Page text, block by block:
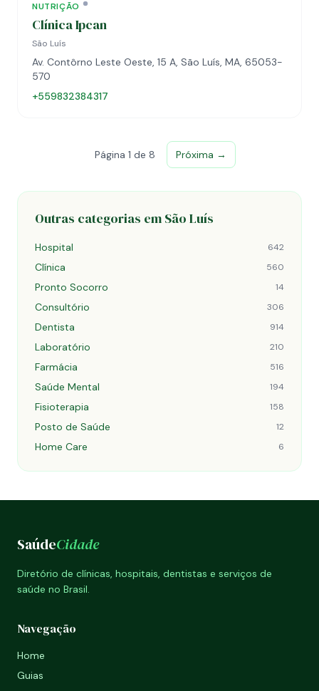
NUTRIÇÃO
Clínica Ipcan
São Luís
Av. Contôrno Leste Oeste, 15 A, São Luís, MA, 65053-
570
+559832384317
Página 1 de 8 Próxima →
Outras categorias em São Luís
Hospital 642
Clínica 560
Pronto Socorro 14
Consultório 306
Dentista 914
Laboratório 210
Farmácia 516
Saúde Mental 194
Fisioterapia 158
Posto de Saúde 12
Home Care 6
SaúdeCidade
Diretório de clínicas, hospitais, dentistas e serviços de
saúde no Brasil.
Navegação
Home
Guias